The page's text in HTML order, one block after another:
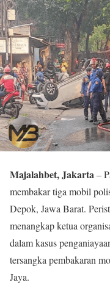
Majalahbet, Jakarta–
membakar tiga mobil
Depok, Jawa Barat.
menangkap ketua
dalam kasus
tersangka pembakaran
Jaya.